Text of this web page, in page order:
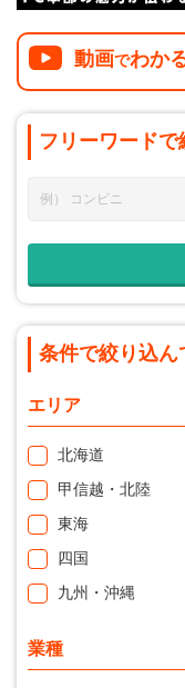
動画でわか
フリーワードで
条件で絞り込ん
エリア
北海道
甲信越・北陸
東海
四国
九州・沖縄
業種